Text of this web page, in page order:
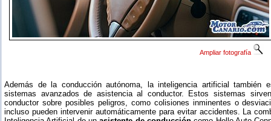
Ampliar fotografía
Además de la conducción autónoma, la inteligencia artificial también
sistemas avanzados de asistencia al conductor. Estos sistemas
conductor sobre posibles peligros, como colisiones inminentes o
incluso pueden intervenir automáticamente para evitar accidentes. La